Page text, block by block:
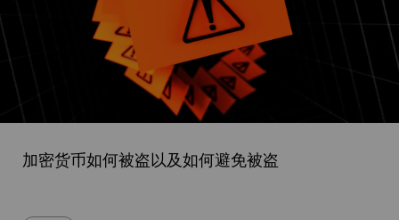
加密货币如何被盗以及如何避免被盗